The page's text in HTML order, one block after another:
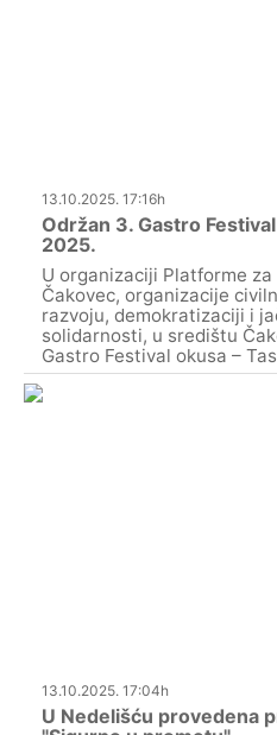
13.10.2025. 17:16h
Održan 3. Gastro
2025.
U organizaciji Platforme
Čakovec, organizacije
razvoju, demokratizaciji i
solidarnosti, u središtu
Gastro Festival okusa –
13.10.2025. 17:04h
U Nedelišću provedena